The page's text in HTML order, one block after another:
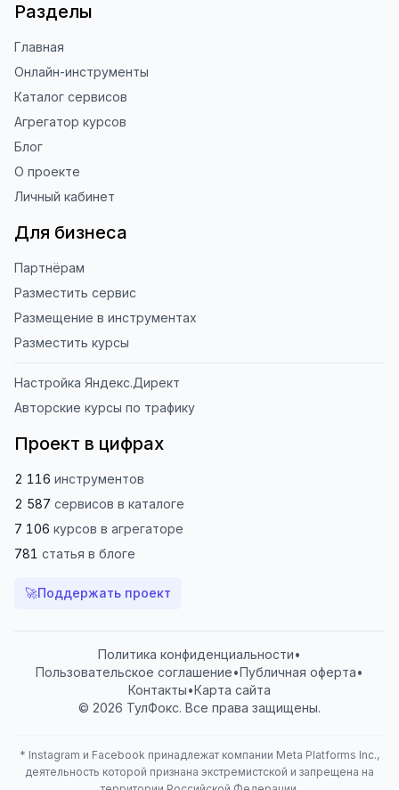
Разделы
Главная
Онлайн-инструменты
Каталог сервисов
Агрегатор курсов
Блог
О проекте
Личный кабинет
Для бизнеса
Партнёрам
Разместить сервис
Размещение в инструментах
Разместить курсы
Настройка Яндекс.Директ
Авторские курсы по трафику
Проект в цифрах
2 116 инструментов
2 587 сервисов в каталоге
7 106 курсов в агрегаторе
781 статья в блоге
🚀Поддержать проект
Политика конфиденциальности•
Пользовательское соглашение•Публичная оферта•
Контакты•Карта сайта
© 2026 ТулФокс. Все права защищены.
* Instagram и Facebook принадлежат компании Meta Platforms Inc.,
деятельность которой признана экстремистской и запрещена на